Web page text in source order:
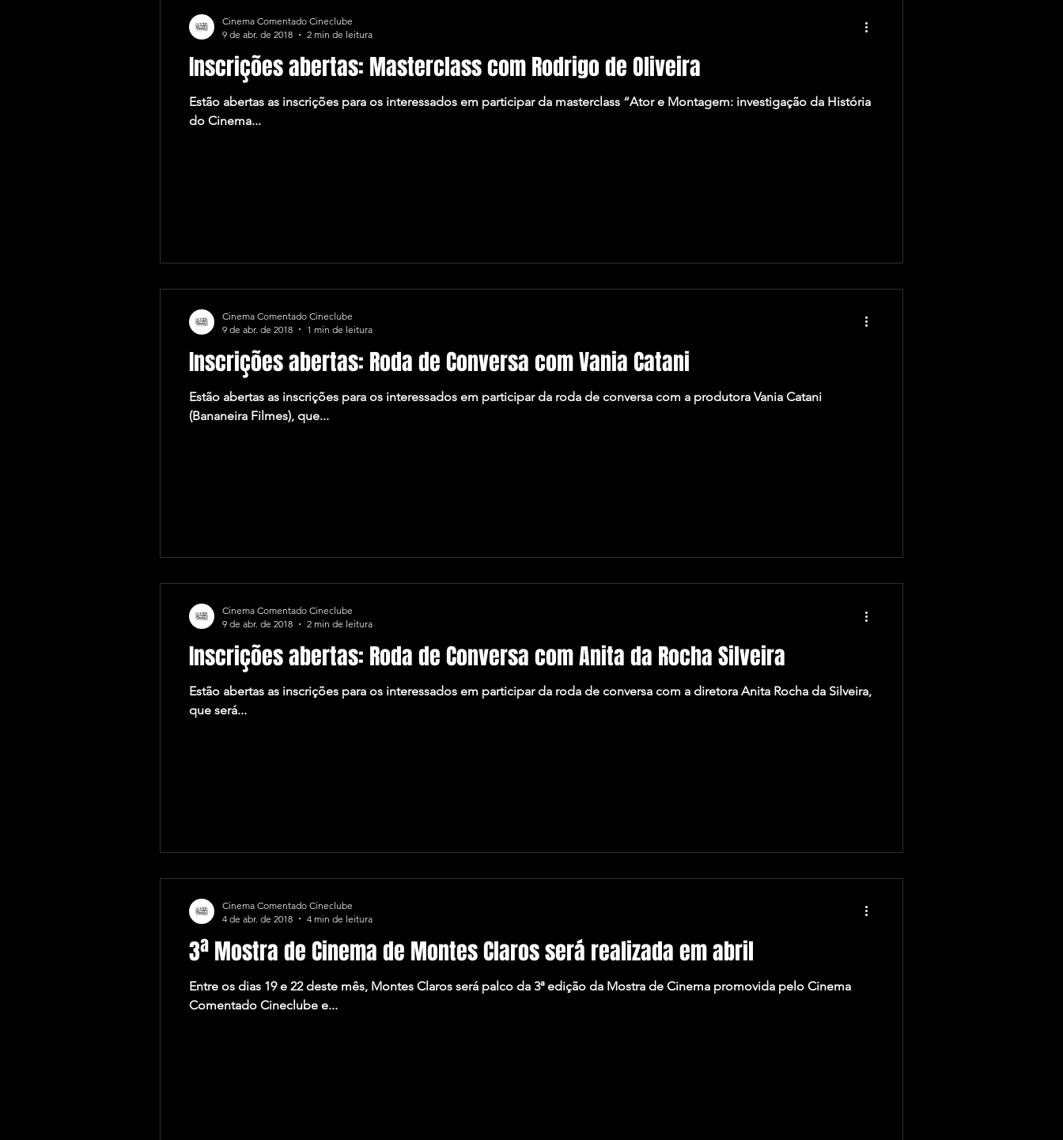
Inscrições abertas: Masterclass com Rodrigo de Oliveira
Estão abertas as inscrições para os interessados em participar da masterclass “Ator e Montagem: investigação da História
do Cinema...
Cinema Comentado Cineclube
9 de abr. de 2018
2 min de leitura
Inscrições abertas: Roda de Conversa com Vania Catani
Estão abertas as inscrições para os interessados em participar da roda de conversa com a produtora Vania Catani
(Bananeira Filmes), que...
Cinema Comentado Cineclube
9 de abr. de 2018
1 min de leitura
Inscrições abertas: Roda de Conversa com Anita da Rocha Silveira
Estão abertas as inscrições para os interessados em participar da roda de conversa com a diretora Anita Rocha da Silveira,
que será...
Cinema Comentado Cineclube
9 de abr. de 2018
2 min de leitura
3ª Mostra de Cinema de Montes Claros será realizada em abril
Entre os dias 19 e 22 deste mês, Montes Claros será palco da 3ª edição da Mostra de Cinema promovida pelo Cinema
Comentado Cineclube e...
Cinema Comentado Cineclube
4 de abr. de 2018
4 min de leitura